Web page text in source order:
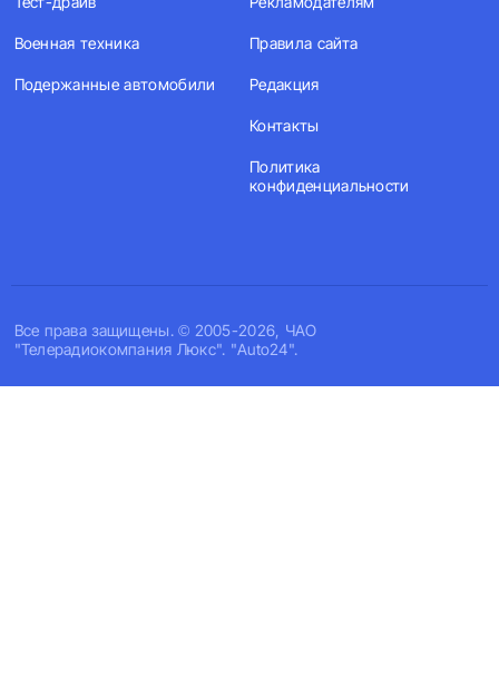
Все права защищены. © 2005-2026, ЧАО
"Телерадиокомпания Люкс". "Auto24".
Военная техника
Подержанные автомобили
Правила сайта
Редакция
Контакты
Политика
конфиденциальности